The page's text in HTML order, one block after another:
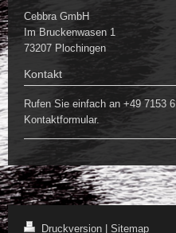
Cebbra GmbH
Im Bruckenwasen 1
73207 Plochingen
Kontakt
Rufen Sie einfach an +49 7153
Kontaktformular.
Druckversion
Sitemap